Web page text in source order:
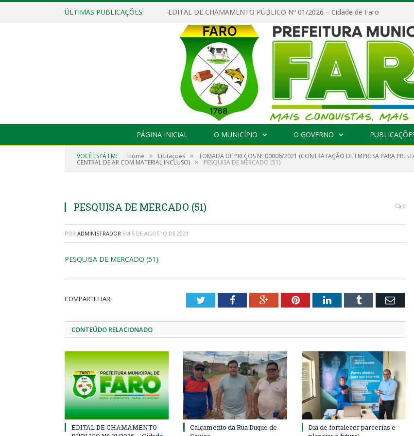
ÚLTIMAS PUBLICAÇÕES: EDITAL DE CHAMAMENTO PÚBLICO Nº 01/2026 – Cidade de Faro
PÁGINA INICIAL O MUNICÍPIO O GOVERNO
VOCÊ ESTÁ EM: Home » Licitações » TOMADA DE PREÇOS Nº 00006/2021 (CONTRATAÇÃO DE EMPRESA PARA
CENTRAL DE AR COM MATERIAL INCLUSO) » PESQUISA DE MERCADO (51)
PESQUISA DE MERCADO (51) 0
POR ADMINISTRADOR EM 5 DE AGOSTO DE 2021
PESQUISA DE MERCADO (51)
COMPARTILHAR: TwitterFacebookGoogle+PinterestLinkedInTumblr Email
CONTEÚDO RELACIONADO
EDITAL DE CHAMAMENTO
Calçamento da Rua Duque de
Dia de fortalecer parcerias e